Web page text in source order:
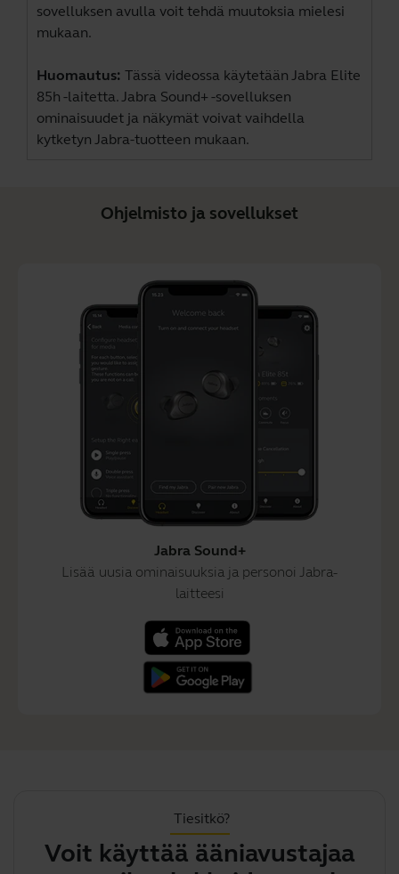
sovelluksen avulla voit tehdä muutoksia mielesi
mukaan.
Huomautus: Tässä videossa käytetään Jabra Elite
85h -laitetta. Jabra Sound+ -sovelluksen
ominaisuudet ja näkymät voivat vaihdella
kytketyn Jabra-tuotteen mukaan.
Ohjelmisto ja sovellukset
Jabra Sound+
Lisää uusia ominaisuuksia ja personoi Jabra-
laitteesi
Tiesitkö?
Voit käyttää ääniavustajaa